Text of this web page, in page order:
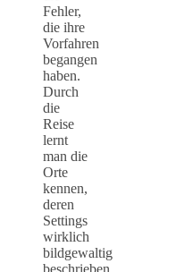
Fehler,
die ihre
Vorfahren
begangen
haben.
Durch
die
Reise
lernt
man die
Orte
kennen,
deren
Settings
wirklich
bildgewaltig
beschrieben